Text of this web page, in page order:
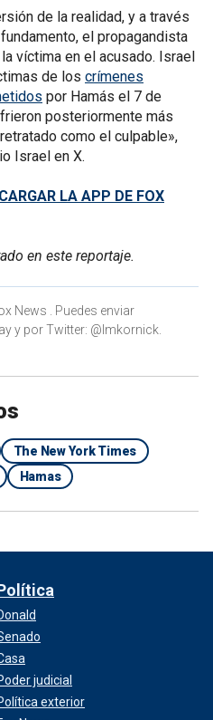
de la realidad, y a través
el propagandista
víctima en el acusado. Israel
de los crímenes
por Hamás el 7 de
posteriormente más
como el culpable»,
Israel en X.
LA APP DE FOX
en este reportaje.
News . Puedes enviar
y por Twitter: @lmkornick.
The New York Times
Hamas
judicial
exterior